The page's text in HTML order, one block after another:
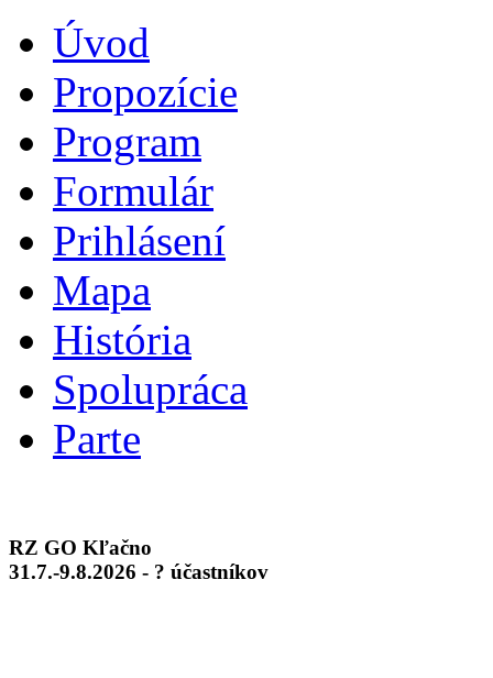
Úvod
Propozície
Program
Formulár
Prihlásení
Mapa
História
Spolupráca
Parte
RZ GO Kľačno
31.7.-9.8.2026 - ? účastníkov